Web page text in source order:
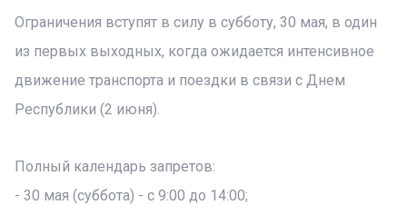
Ограничения вступят в силу в субботу, 30 мая, в один
из первых выходных, когда ожидается интенсивное
движение транспорта и поездки в связи с Днем
Республики (2 июня).
Полный календарь запретов:
- 30 мая (суббота) - с 9:00 до 14:00;